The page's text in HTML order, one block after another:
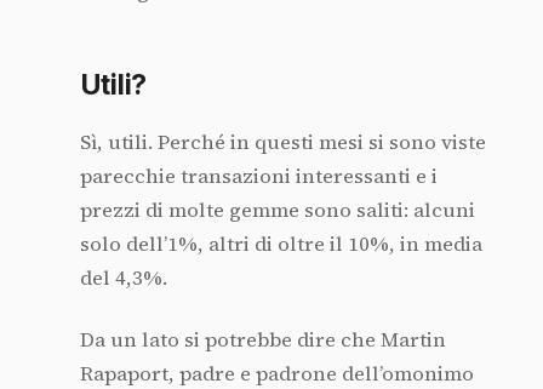
Utili?
Sì, utili. Perché in questi mesi si sono viste
parecchie transazioni interessanti e i
prezzi di molte gemme sono saliti: alcuni
solo dell’1%, altri di oltre il 10%, in media
del 4,3%.
Da un lato si potrebbe dire che Martin
Rapaport, padre e padrone dell’omonimo